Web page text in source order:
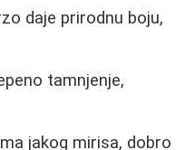
daje prirodnu boju,
tamnjenje,
jakog mirisa, dobro